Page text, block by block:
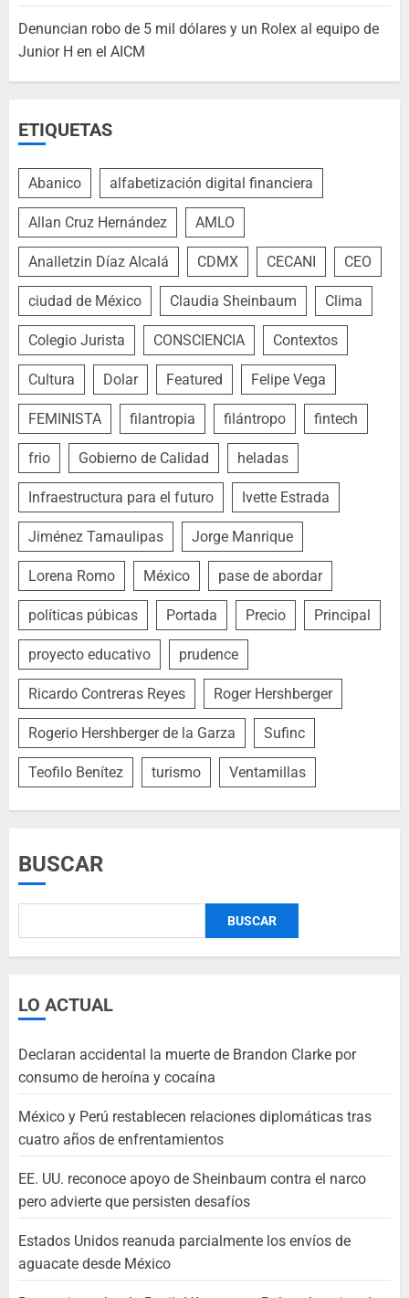
Denuncian robo de 5 mil dólares y un Rolex al equipo de
Junior H en el AICM
ETIQUETAS
Abanico alfabetización digital financiera
Allan Cruz Hernández AMLO
Analletzin Díaz Alcalá CDMX CECANI CEO
ciudad de México Claudia Sheinbaum Clima
Colegio Jurista CONSCIENCIA Contextos
Cultura Dolar Featured Felipe Vega
FEMINISTA filantropia filántropo fintech
frio Gobierno de Calidad heladas
Infraestructura para el futuro Ivette Estrada
Jiménez Tamaulipas Jorge Manrique
Lorena Romo México pase de abordar
políticas púbicas Portada Precio Principal
proyecto educativo prudence
Ricardo Contreras Reyes Roger Hershberger
Rogerio Hershberger de la Garza Sufinc
Teofilo Benítez turismo Ventamillas
BUSCAR
BUSCAR
LO ACTUAL
Declaran accidental la muerte de Brandon Clarke por
consumo de heroína y cocaína
México y Perú restablecen relaciones diplomáticas tras
cuatro años de enfrentamientos
EE. UU. reconoce apoyo de Sheinbaum contra el narco
pero advierte que persisten desafíos
Estados Unidos reanuda parcialmente los envíos de
aguacate desde México